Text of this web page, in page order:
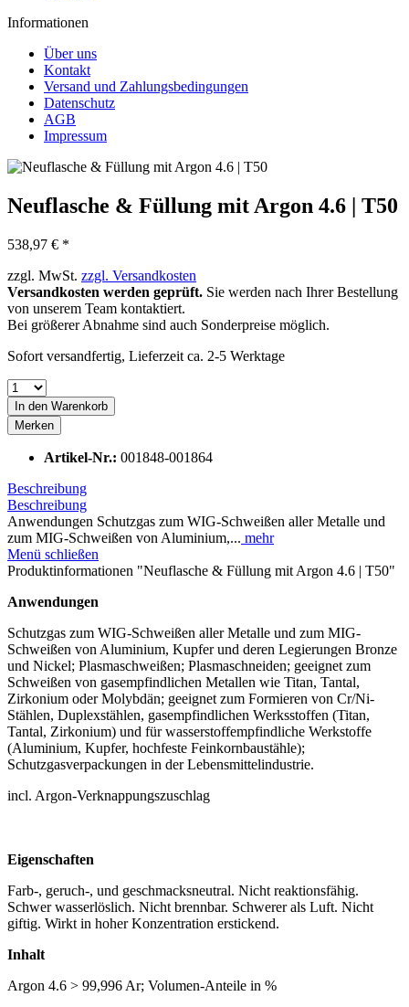
Informationen
Über uns
Kontakt
Versand und Zahlungsbedingungen
Datenschutz
AGB
Impressum
Neuflasche & Füllung mit Argon 4.6 | T50
538,97 € *
zzgl. MwSt. zzgl. Versandkosten
Versandkosten werden geprüft. Sie werden nach Ihrer Bestellung
von unserem Team kontaktiert.
Bei größerer Abnahme sind auch Sonderpreise möglich.
Sofort versandfertig, Lieferzeit ca. 2-5 Werktage
In den Warenkorb
Merken
Artikel-Nr.: 001848-001864
Beschreibung
Beschreibung
Anwendungen Schutzgas zum WIG-Schweißen aller Metalle und
zum MIG-Schweißen von Aluminium,... mehr
Menü schließen
Produktinformationen "Neuflasche & Füllung mit Argon 4.6 | T50"
Anwendungen
Schutzgas zum WIG-Schweißen aller Metalle und zum MIG-
Schweißen von Aluminium, Kupfer und deren Legierungen Bronze
und Nickel; Plasmaschweißen; Plasmaschneiden; geeignet zum
Schweißen von gasempfindlichen Metallen wie Titan, Tantal,
Zirkonium oder Molybdän; geeignet zum Formieren von Cr/Ni-
Stählen, Duplexstählen, gasempfindlichen Werksstoffen (Titan,
Tantal, Zirkonium) und für wasserstoffempfindliche Werkstoffe
(Aluminium, Kupfer, hochfeste Feinkornbaustähle);
Schutzgasverpackungen in der Lebensmittelindustrie.
incl. Argon-Verknappungszuschlag
Eigenschaften
Farb-, geruch-, und geschmacksneutral. Nicht reaktionsfähig.
Schwer wasserlöslich. Nicht brennbar. Schwerer als Luft. Nicht
giftig. Wirkt in hoher Konzentration erstickend.
Inhalt
Argon 4.6 > 99,996 Ar; Volumen-Anteile in %